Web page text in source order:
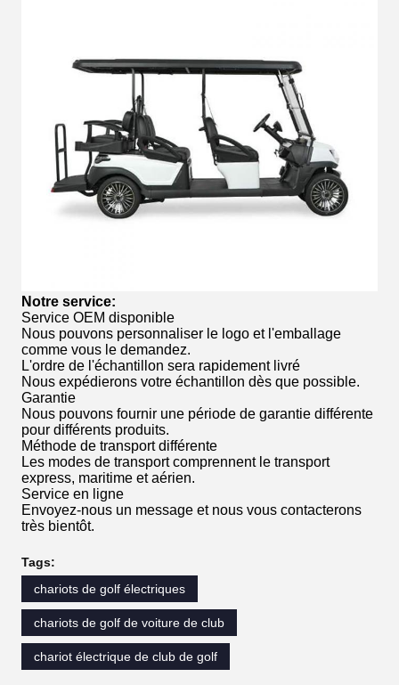
Notre service:
Service OEM disponible
Nous pouvons personnaliser le logo et l'emballage
comme vous le demandez.
L'ordre de l'échantillon sera rapidement livré
Nous expédierons votre échantillon dès que possible.
Garantie
Nous pouvons fournir une période de garantie différente
pour différents produits.
Méthode de transport différente
Les modes de transport comprennent le transport
express, maritime et aérien.
Service en ligne
Envoyez-nous un message et nous vous contacterons
très bientôt.
Tags:
chariots de golf électriques
chariots de golf de voiture de club
chariot électrique de club de golf